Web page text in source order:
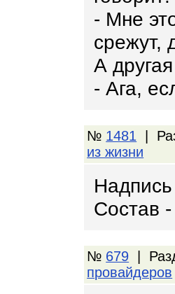
- Мне
срежут,
А
- Ага,
№ 1481 |
из жизни
Надпись
Состав
№ 679 |
провайдеров